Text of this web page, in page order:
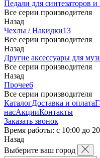
Педали для синтезаторов
Все серии производителя
Назад
Чехлы / Накидки13
Все серии производителя
Назад
Другие аксессуары для
Все серии производителя
Назад
Прочее6
Все серии производителя
КаталогДоставка и оплата
насАкцииКонтакты
Заказать звонок
Время работы: с 10:00 до
Назад
Выберите ваш город